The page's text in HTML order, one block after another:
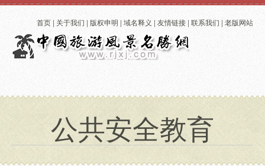
首页 | 关于我们 | 版权申明 | 域名释义 | 友情链接 | 联系我们 | 老版网站
公共安全教育